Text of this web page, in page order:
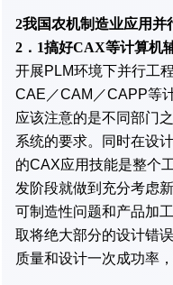
2我国农机制造业应用并
2．1搞好CAX等计算机
开展PLM环境下并行工
CAE／CAM／CAPP等
应该注意的是不同部门
系统的要求。同时在设
的CAX应用技能是整个
发阶段就做到充分考虑
可制造性问题和产品加
取将绝大部分的设计错
质量和设计一次成功率